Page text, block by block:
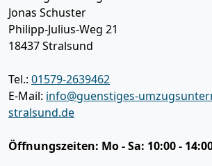
Jonas Schuster
Philipp-Julius-Weg 21
18437Stralsund
Tel.: 01579-2639462
E-Mail: info@guenstiges-
stralsund.de
Öffnungszeiten: Mo - Sa: 10:00 -